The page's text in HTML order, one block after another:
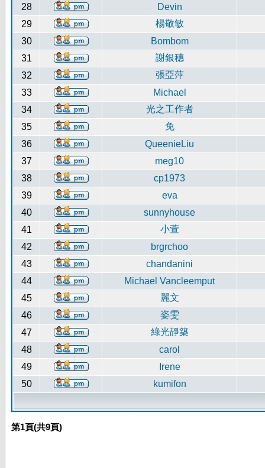
28
Devin
29
楊敬敏
30
Bombom
31
謝銀穗
32
張亞萍
33
Michael
34
光之工作者
35
免
36
QueenieLiu
37
meg10
38
cp1973
39
eva
40
sunnyhouse
41
小萱
42
brgrchoo
43
chandanini
44
Michael Vancleemput
45
麗文
46
姿雯
47
綠光靜築
48
carol
49
Irene
50
kumifon
第1頁(共9頁)